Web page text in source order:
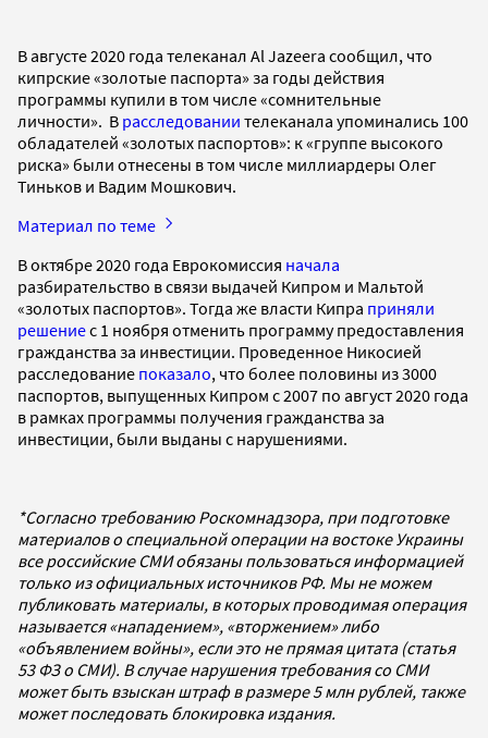
В августе 2020 года телеканал Al Jazeera сообщил, что
кипрские «золотые паспорта» за годы действия
программы купили в том числе «сомнительные
личности». В расследовании телеканала упоминались 100
обладателей «золотых паспортов»: к «группе высокого
риска» были отнесены в том числе миллиардеры Олег
Тиньков и Вадим Мошкович.
Материал по теме
В октябре 2020 года Еврокомиссия начала
разбирательство в связи выдачей Кипром и Мальтой
«золотых паспортов». Тогда же власти Кипра приняли
решениес 1 ноября отменить программу предоставления
гражданства за инвестиции. Проведенное Никосией
расследование показало, что более половины из 3000
паспортов, выпущенных Кипром с 2007 по август 2020 года
в рамках программы получения гражданства за
инвестиции, были выданы с нарушениями.
*Согласно требованию Роскомнадзора, при подготовке
материалов о специальной операции на востоке Украины
все российские СМИ обязаны пользоваться информацией
только из официальных источников РФ. Мы не можем
публиковать материалы, в которых проводимая операция
называется «нападением», «вторжением» либо
«объявлением войны», если это не прямая цитата (статья
53 ФЗ о СМИ). В случае нарушения требования со СМИ
может быть взыскан штраф в размере 5 млн рублей, также
может последовать блокировка издания.